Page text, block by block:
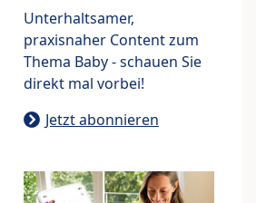
Unterhaltsamer,
praxisnaher Content zum
Thema Baby - schauen Sie
direkt mal vorbei!
Jetzt abonnieren